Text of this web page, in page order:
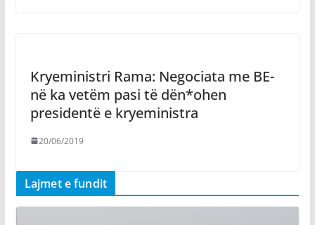
Kryeministri Rama: Negociata me BE-
në ka vetëm pasi të dën*ohen
presidentë e kryeministra
20/06/2019
Lajmet e fundit